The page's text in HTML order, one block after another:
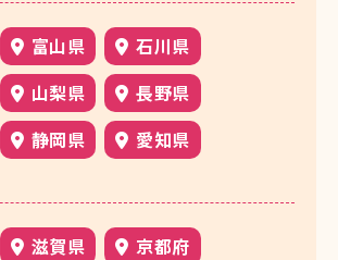
富山県
石川県
山梨県
長野県
静岡県 愛知県
滋賀県
京都府